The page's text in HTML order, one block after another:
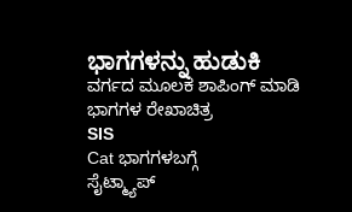
ಭಾಗಗಳನ್ನು ಹುಡುಕಿ
ವರ್ಗದ ಮೂಲಕ ಶಾಪಿಂಗ್ ಮಾಡಿ
ಭಾಗಗಳ ರೇಖಾಚಿತ್ರ
SIS
Cat ಭಾಗಗಳಬಗ್ಗೆ
ಸೈಟ್ಮ್ಯಾಪ್